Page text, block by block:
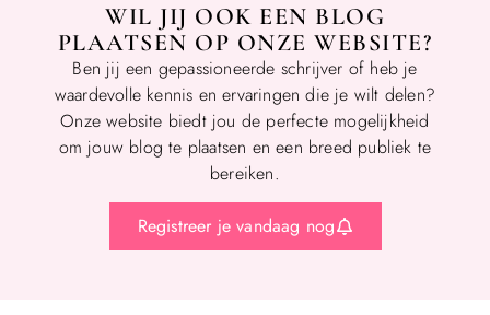
WIL JIJ OOK EEN BLOG
PLAATSEN OP ONZE WEBSITE?
Ben jij een gepassioneerde schrijver of heb je
waardevolle kennis en ervaringen die je wilt delen?
Onze website biedt jou de perfecte mogelijkheid
om jouw blog te plaatsen en een breed publiek te
bereiken.
Registreer je vandaag nog